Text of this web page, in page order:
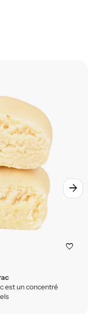
arrow_forward
favorite
est un concentré